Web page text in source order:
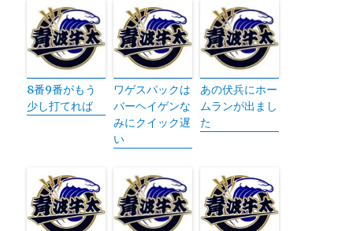
8番9番がもう
少し打てれば
ワゲスパックは
バーヘイゲンな
みにクイック遅
い
あの伏兵にホー
ムランが出まし
た